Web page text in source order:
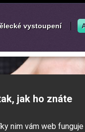
vystoupení
jak ho znáte
nim vám web funguje